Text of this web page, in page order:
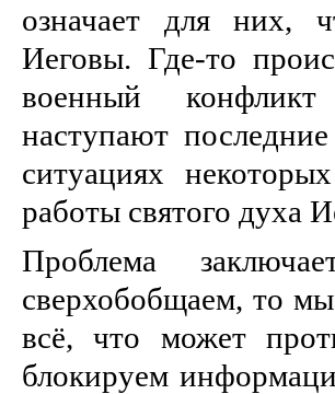
означает для них,
Иеговы. Где-то
военный
наступают
ситуациях
работы святого духа
Проблема
сверхобобщаем, то
всё, что может
блокируем